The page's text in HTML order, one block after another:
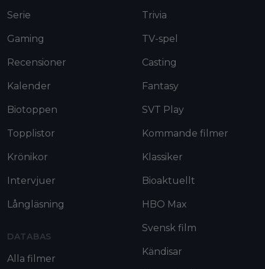
Serie
Gaming
Recensioner
Kalender
Biotoppen
Topplistor
Krönikor
Intervjuer
Långläsning
DATABAS
Alla filmer
Trivia
TV-spel
Casting
Fantasy
SVT Play
Kommande filmer
Klassiker
Bioaktuellt
HBO Max
Svensk film
Kändisar